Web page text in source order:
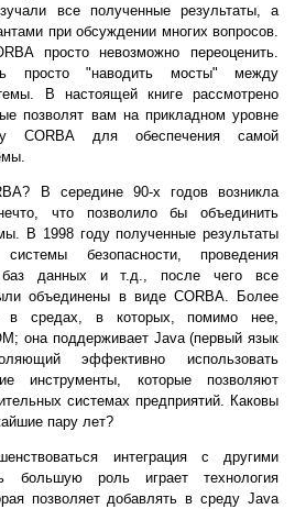
все полученные результаты, а
при обсуждении многих вопросов.
просто невозможно переоценить.
просто "наводить мосты" между
В настоящей книге рассмотрено
позволят вам на прикладном уровне
CORBA для обеспечения самой
В середине 90-х годов возникла
что позволило бы объединить
В 1998 году полученные результаты
безопасности, проведения
баз данных и т.д., после чего все
объединены в виде CORBA. Более
в средах, в которых, помимо нее,
она поддерживает Java (первый язык
эффективно использовать
инструменты, которые позволяют
системах предприятий. Каковы
пару лет?
интеграция с другими
большую роль играет технология
позволяет добавлять в среду Java